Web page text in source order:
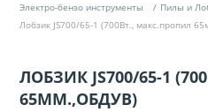
Электро-бензо инструменты
Пилы и
Лобзик JS700/65-1 (700Вт., макс.пропил
ЛОБЗИК JS700/65-1
65ММ.,ОБДУВ)